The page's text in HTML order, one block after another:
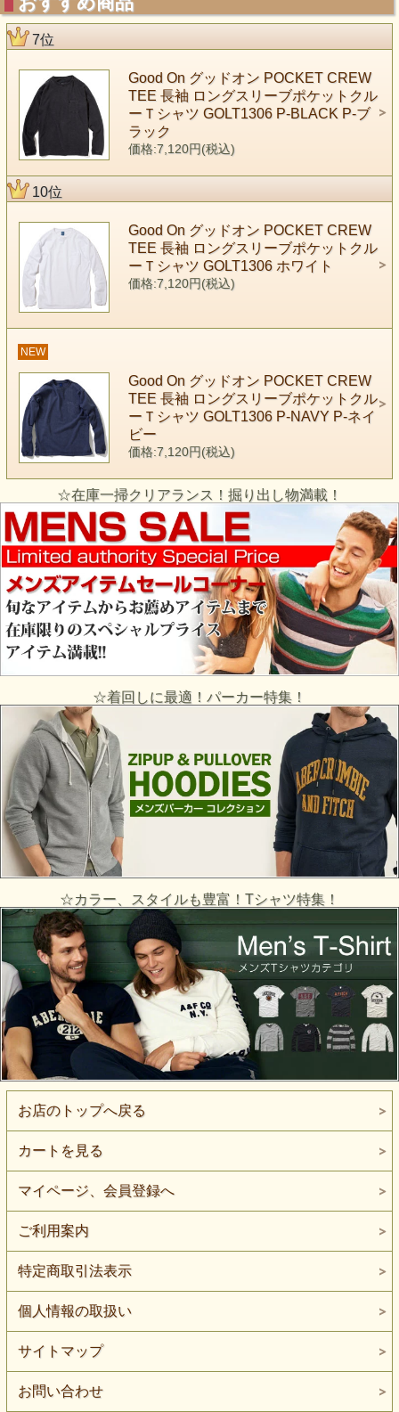
7位
Good On グッドオン POCKET CREW
TEE 長袖 ロングスリーブポケットクル
ーＴシャツ GOLT1306 P-BLACK P-ブ
ラック
価格:7,120円(税込)
10位
Good On グッドオン POCKET CREW
TEE 長袖 ロングスリーブポケットクル
ーＴシャツ GOLT1306 ホワイト
価格:7,120円(税込)
NEW
Good On グッドオン POCKET CREW
TEE 長袖 ロングスリーブポケットクル
ーＴシャツ GOLT1306 P-NAVY P-ネイ
ビー
価格:7,120円(税込)
☆在庫一掃クリアランス！掘り出し物満載！
☆着回しに最適！パーカー特集！
☆カラー、スタイルも豊富！Tシャツ特集！
お店のトップへ戻る
カートを見る
マイページ、会員登録へ
ご利用案内
特定商取引法表示
個人情報の取扱い
サイトマップ
お問い合わせ